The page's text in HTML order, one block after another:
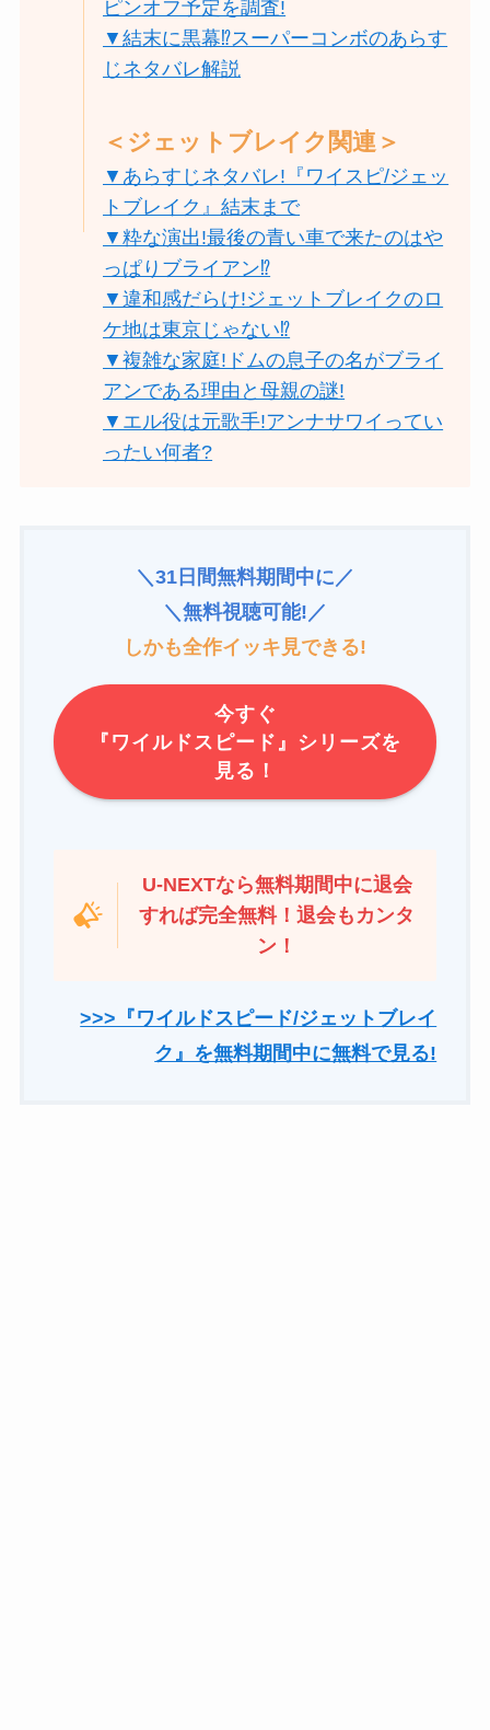
ピンオフ予定を調査!
▼結末に黒幕⁉スーパーコンボのあらす
じネタバレ解説
＜ジェットブレイク関連＞
▼あらすじネタバレ!『ワイスピ/ジェッ
トブレイク』結末まで
▼粋な演出!最後の青い車で来たのはや
っぱりブライアン⁉
▼違和感だらけ!ジェットブレイクのロ
ケ地は東京じゃない⁉︎
▼複雑な家庭!ドムの息子の名がブライ
アンである理由と母親の謎!
▼エル役は元歌手!アンナサワイってい
ったい何者?
＼31日間無料期間中に／
＼無料視聴可能!／
しかも全作イッキ見できる!
今すぐ
『ワイルドスピード』シリーズを
見る！
U-NEXTなら無料期間中に退会
すれば完全無料！退会もカンタ
ン！
>>>『ワイルドスピード/ジェットブレイ
ク』を無料期間中に無料で見る!